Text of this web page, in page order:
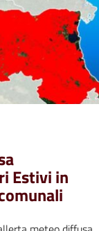
Estivi in